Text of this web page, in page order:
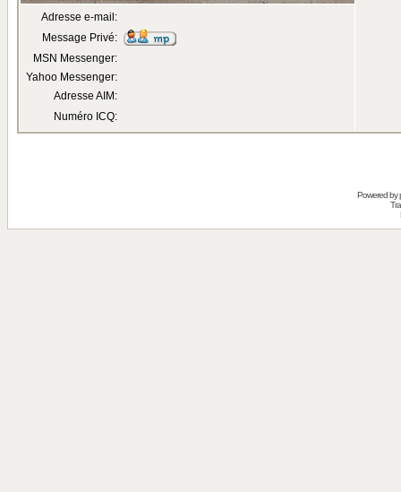
Adresse e-mail:
Message Privé:
MSN Messenger:
Yahoo Messenger:
Adresse AIM:
Numéro ICQ:
Powered by